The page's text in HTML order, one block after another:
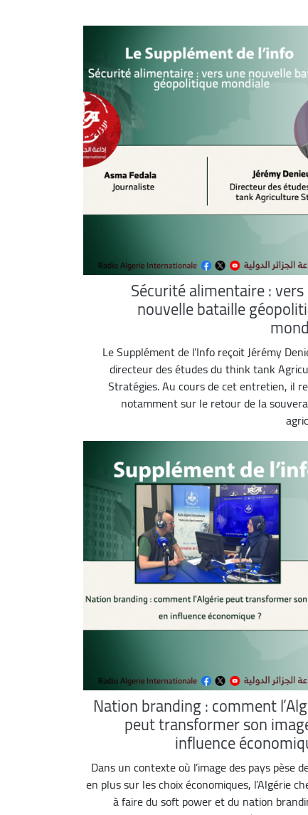
Sécurité alimentaire :
nouvelle bataille
Le Supplément de l’Info reçoit Jérémy
directeur des études du think tank
Stratégies. Au cours de cet entretien, il
notamment sur le retour de la
Nation branding : comment
peut transformer son
influence
Dans un contexte où l’image des pays pèse
en plus sur les choix économiques, l’Algérie
à faire du soft power et du nation